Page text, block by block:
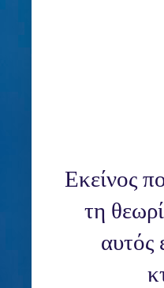
Εκείνος
τη
αυτός